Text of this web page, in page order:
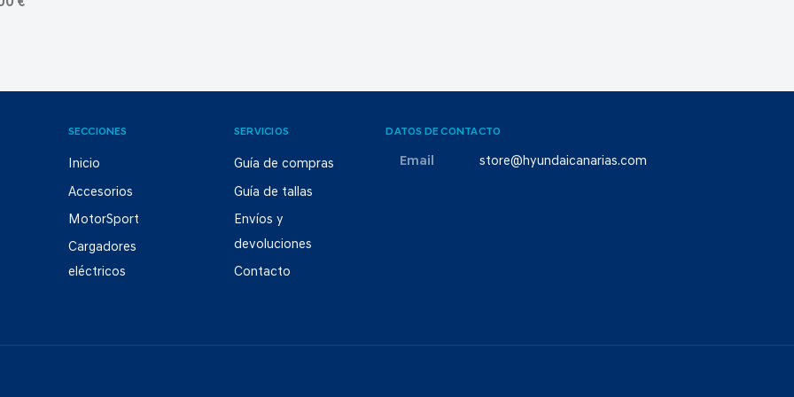
€
SECCIONES
Inicio
Accesorios
MotorSport
Cargadores
eléctricos
SERVICIOS
Guía de compras
Guía de tallas
Envíos y
devoluciones
Contacto
DATOS DE CONTACTO
Email store@hyundaicanarias.com